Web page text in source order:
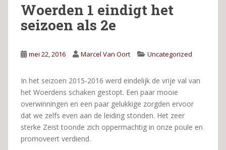
Woerden 1 eindigt het
seizoen als 2e
mei 22, 2016 Marcel Van Oort Uncategorized
In het seizoen 2015-2016 werd eindelijk de vrije val van
het Woerdens schaken gestopt. Een paar mooie
overwinningen en een paar gelukkige zorgden ervoor
dat we zelfs even aan de leiding stonden. Het zeer
sterke Zeist toonde zich oppermachtig in onze poule en
promoveert verdiend.